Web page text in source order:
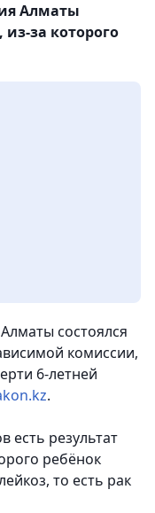
Алматы
за которого
состоялся
комиссии,
6-летней
.
есть результат
ребёнок
то есть рак